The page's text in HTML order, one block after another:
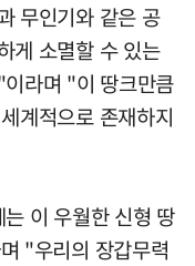
무인기와 같은 공
게 소멸할 수 있는
라며 "이 땅크만큼
계적으로 존재하지
이 우월한 신형 땅
"우리의 장갑무력